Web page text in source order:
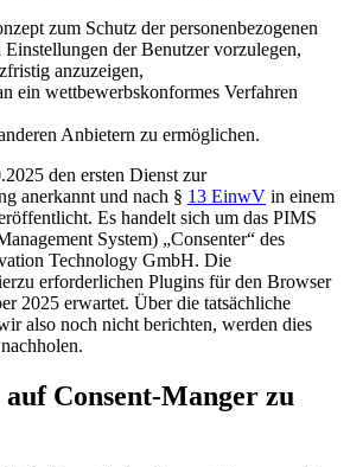
zum Schutz der personenbezogenen
der Benutzer vorzulegen,
anzuzeigen,
ein wettbewerbskonformes Verfahren
Anbietern zu ermöglichen.
den ersten Dienst zur
anerkannt und nach § 13 EinwV in einem
Es handelt sich um das PIMS
System) „Consenter“ des
Technology GmbH. Die
erforderlichen Plugins für den Browser
2025 erwartet. Über die tatsächliche
also noch nicht berichten, werden dies
auf Consent-Manger zu